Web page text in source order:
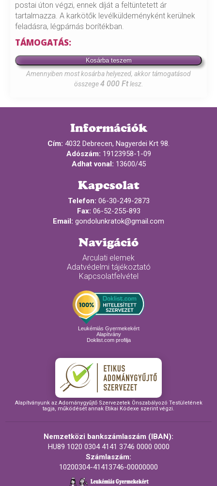
postai úton végzi, ennek díját a feltüntetett ár
tartalmazza. A karkötők levélküldeményként kerülnek
feladásra, légpárnás borítékban.
TÁMOGATÁS:
Anyák
napi
karkötő
Kosárba teszem
Amennyiben most kosárba helyezed, akkor támogatásod
összege4 000 Ftlesz.
Információk
Cím: 4032 Debrecen, Nagyerdei Krt 98.
Adószám: 19123958-1-09
Adhat vonal: 13600/45
Kapcsolat
Telefon: 06-30-249-2873
Fax: 06-52-255-893
Email: gondolunkratok@gmail.com
Navigáció
Arculati elemek
Adatvédelmi tájékoztató
Kapcsolatfelvétel
Leukémiás Gyermekekért
Alapítvány
Doklist.com profilja
Alapítványunk az Adománygyűjtő Szervezetek Önszabályozó Testületének
tagja, működését annak Etikai Kódexe szerint végzi.
Nemzetközi bankszámlaszám (IBAN):
HU89 1020 0304 4141 3746 0000 0000
Számlaszám:
10200304-41413746-00000000